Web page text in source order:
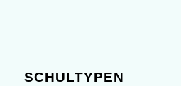
SCHULTYPEN